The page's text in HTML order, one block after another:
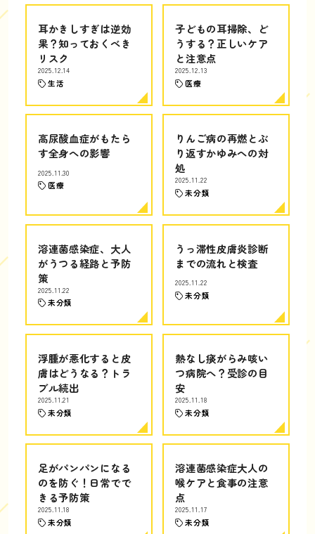
耳かきしすぎは逆効
果？知っておくべき
リスク
2025.12.14
生活
子どもの耳掃除、ど
うする？正しいケア
と注意点
2025.12.13
医療
高尿酸血症がもたら
す全身への影響
2025.11.30
医療
りんご病の再燃とぶ
り返すかゆみへの対
処
2025.11.22
未分類
溶連菌感染症、大人
がうつる経路と予防
策
2025.11.22
未分類
うっ滞性皮膚炎診断
までの流れと検査
2025.11.22
未分類
浮腫が悪化すると皮
膚はどうなる？トラ
ブル続出
2025.11.21
未分類
熱なし痰がらみ咳い
つ病院へ？受診の目
安
2025.11.18
未分類
足がパンパンになる
のを防ぐ！日常でで
きる予防策
2025.11.18
未分類
溶連菌感染症大人の
喉ケアと食事の注意
点
2025.11.17
未分類